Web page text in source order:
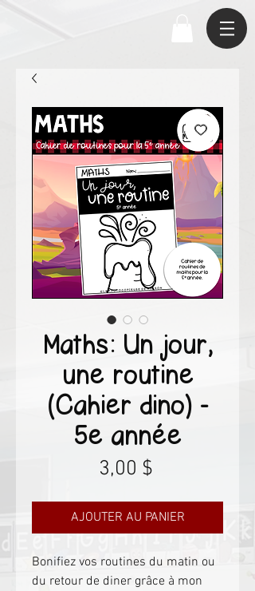
Maths: Un jour,
une routine
(Cahier dino) -
5e année
3,00 $Prix
AJOUTER AU PANIER
Bonifiez vos routines du matin ou
du retour de diner grâce à mon